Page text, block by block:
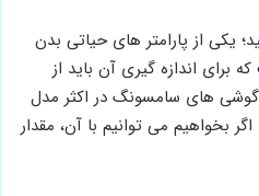
یکی از پارامتر های حیاتی بدن
اندازه گیری آن باید از
گوشی های سامسونگ در اکثر مدل
بخواهیم می توانیم با آن، مقدار